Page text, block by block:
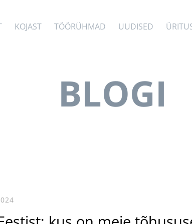
KOJAST TÖÖRÜHMAD UUDISED
BLOGI